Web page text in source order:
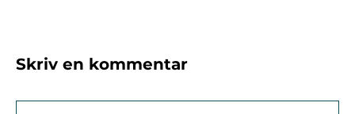
Skriv en kommentar